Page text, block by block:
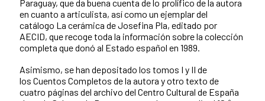
Paraguay, que da buena cuenta de lo prolífico de la autora
en cuanto a articulista, así como un ejemplar del
catálogo La cerámica de Josefina Pla, editado por
AECID, que recoge toda la información sobre la colección
completa que donó al Estado español en 1989.
Asimismo, se han depositado los tomos I y II de
los Cuentos Completos de la autora y otro texto de
cuatro páginas del archivo del Centro Cultural de España